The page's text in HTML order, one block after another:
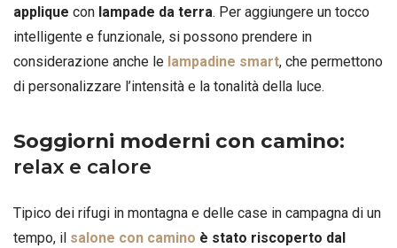
applique con lampade da terra. Per aggiungere un tocco
intelligente e funzionale, si possono prendere in
considerazione anche le lampadine smart, che permettono
di personalizzare l’intensità e la tonalità della luce.
Soggiorni moderni con camino:
relax e calore
Tipico dei rifugi in montagna e delle case in campagna di un
tempo, il salone con camino è stato riscoperto dal